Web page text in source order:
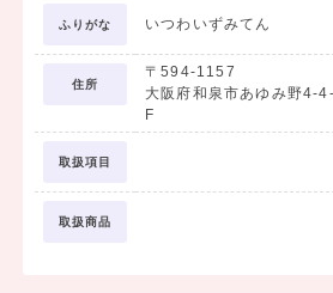
ふりがな いつわいずみてん
住所
〒594-1157
大阪府和泉市あゆみ野4-
F
取扱項目
取扱商品